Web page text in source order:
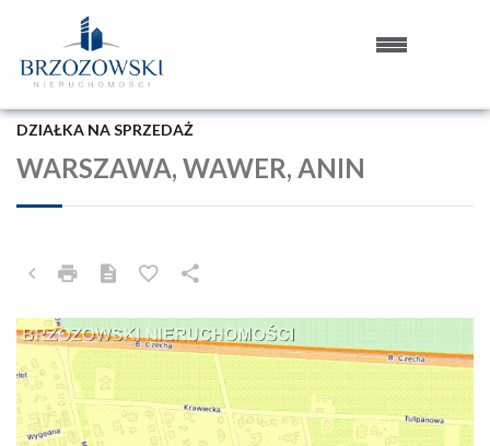
WARSZAWA, WAWER, ANIN
DZIAŁKA NA SPRZEDAŻ